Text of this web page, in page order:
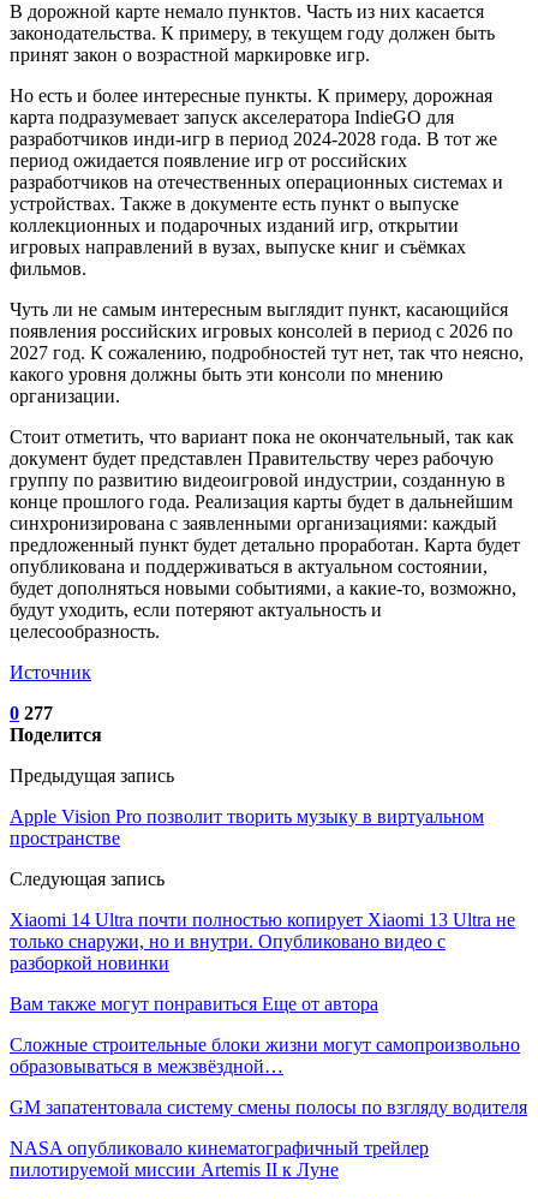
В дорожной карте немало пунктов. Часть из них касается
законодательства. К примеру, в текущем году должен быть
принят закон о возрастной маркировке игр.
Но есть и более интересные пункты. К примеру, дорожная
карта подразумевает запуск акселератора IndieGO для
разработчиков инди-игр в период 2024-2028 года. В тот же
период ожидается появление игр от российских
разработчиков на отечественных операционных системах и
устройствах. Также в документе есть пункт о выпуске
коллекционных и подарочных изданий игр, открытии
игровых направлений в вузах, выпуске книг и съёмках
фильмов.
Чуть ли не самым интересным выглядит пункт, касающийся
появления российских игровых консолей в период с 2026 по
2027 год. К сожалению, подробностей тут нет, так что неясно,
какого уровня должны быть эти консоли по мнению
организации.
Стоит отметить, что вариант пока не окончательный, так как
документ будет представлен Правительству через рабочую
группу по развитию видеоигровой индустрии, созданную в
конце прошлого года. Реализация карты будет в дальнейшим
синхронизирована с заявленными организациями: каждый
предложенный пункт будет детально проработан. Карта будет
опубликована и поддерживаться в актуальном состоянии,
будет дополняться новыми событиями, а какие-то, возможно,
будут уходить, если потеряют актуальность и
целесообразность.
Источник
0 277
Поделится
Предыдущая запись
Apple Vision Pro позволит творить музыку в виртуальном
пространстве
Следующая запись
Xiaomi 14 Ultra почти полностью копирует Xiaomi 13 Ultra не
только снаружи, но и внутри. Опубликовано видео с
разборкой новинки
Вам также могут понравиться Еще от автора
Сложные строительные блоки жизни могут самопроизвольно
образовываться в межзвёздной…
GM запатентовала систему смены полосы по взгляду водителя
NASA опубликовало кинематографичный трейлер
пилотируемой миссии Artemis II к Луне